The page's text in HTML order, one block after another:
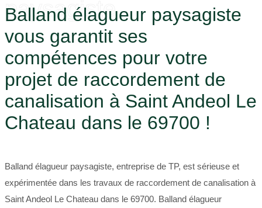
paysagiste
Balland élagueur paysagiste
vous garantit ses
compétences pour votre
projet de raccordement de
canalisation à Saint Andeol Le
Chateau dans le 69700 !
Balland élagueur paysagiste, entreprise de TP, est sérieuse et
expérimentée dans les travaux de raccordement de canalisation à
Saint Andeol Le Chateau dans le 69700. Balland élagueur